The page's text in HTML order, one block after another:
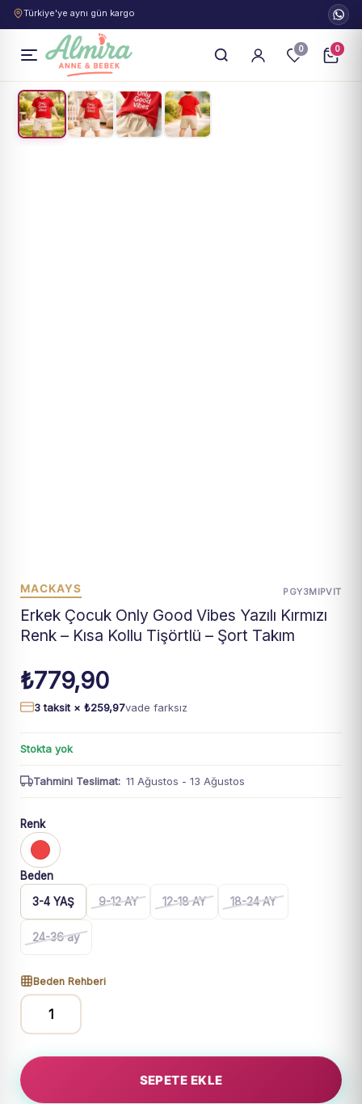
Türkiye'ye aynı gün kargo
0 0
1/4
MACKAYS PGY3MIPVIT
Erkek Çocuk Only Good Vibes Yazılı Kırmızı
Renk – Kısa Kollu Tişörtlü – Şort Takım
₺779,90
3 taksit ×₺259,97vade farksız
Stokta yok
Tahmini Teslimat: 11 Ağustos - 13 Ağustos
Renk
Beden
3-4 YAŞ
9-12 AY 12-18 AY 18-24 AY
24-36 ay
Beden Rehberi
Erkek
Only
Good
Vibes
SEPETE EKLE